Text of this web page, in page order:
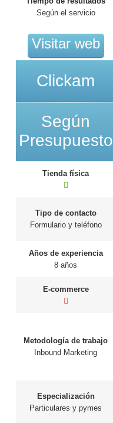
Según el servicio
Visitar web
Clickam
Según
Presupuesto
Tienda física
Tipo de contacto
Formulario y teléfono
Años de experiencia
8 años
E-commerce
Metodología de trabajo
Inbound Marketing
Especialización
Particulares y pymes